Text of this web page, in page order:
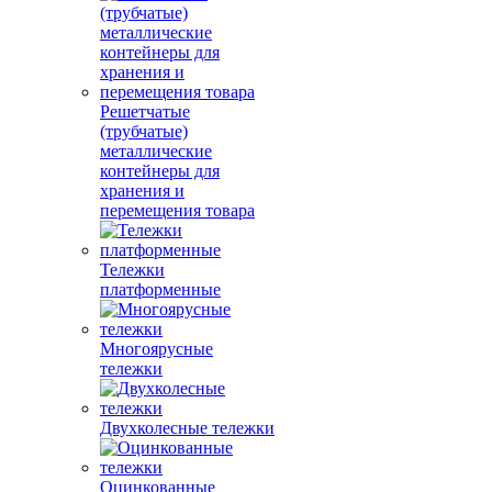
Решетчатые
(трубчатые)
металлические
контейнеры для
хранения и
перемещения товара
Тележки
платформенные
Многоярусные
тележки
Двухколесные тележки
Оцинкованные